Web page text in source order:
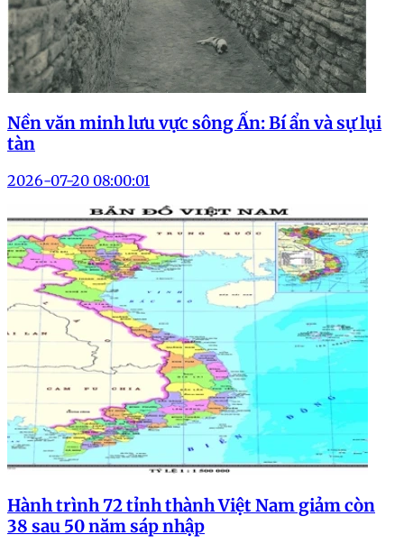
Nền văn minh lưu vực sông Ấn: Bí ẩn và sự lụi
tàn
2026-07-20 08:00:01
Hành trình 72 tỉnh thành Việt Nam giảm còn
38 sau 50 năm sáp nhập